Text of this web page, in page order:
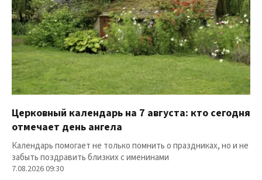
Церковный календарь на 7 августа: кто сегодня
отмечает день ангела
Календарь помогает не только помнить о праздниках, но и не
забыть поздравить близких с именинами
7.08.2026 09:30